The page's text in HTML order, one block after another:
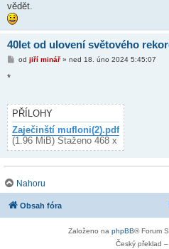
vědět.
40let od ulovení světového
od jiří minář» ned 18. úno 2024 5:45:07
*
PŘÍLOHY
Zaječinští mufloni(2).pdf
(1.96 MiB) Staženo 468 x
Nahoru
Obsah fóra
Založeno na phpBB® Forum
Český překlad –